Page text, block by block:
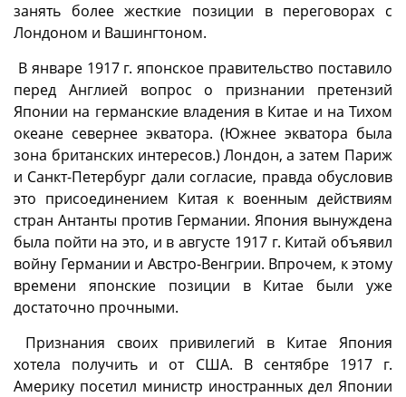
занять более жесткие позиции в переговорах с
Лондоном и Вашингтоном.
В январе 1917 г. японское правительство поставило
перед Англией вопрос о признании претензий
Японии на германские владения в Китае и на Тихом
океане севернее экватора. (Южнее экватора была
зона британских интересов.) Лондон, а затем Париж
и Санкт-Петербург дали согласие, правда обусловив
это присоединением Китая к военным действиям
стран Антанты против Германии. Япония вынуждена
была пойти на это, и в августе 1917 г. Китай объявил
войну Германии и Австро-Венгрии. Впрочем, к этому
времени японские позиции в Китае были уже
достаточно прочными.
Признания своих привилегий в Китае Япония
хотела получить и от США. В сентябре 1917 г.
Америку посетил министр иностранных дел Японии